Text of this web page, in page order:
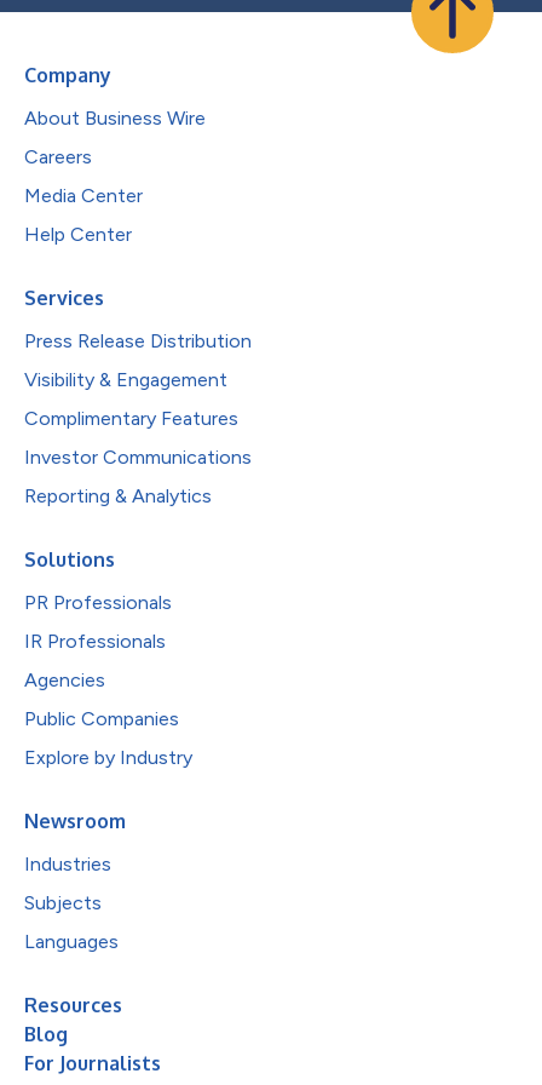
Company
About Business Wire
Careers
Media Center
Help Center
Services
Press Release Distribution
Visibility & Engagement
Complimentary Features
Investor Communications
Reporting & Analytics
Solutions
PR Professionals
IR Professionals
Agencies
Public Companies
Explore by Industry
Newsroom
Industries
Subjects
Languages
Resources
Blog
For Journalists